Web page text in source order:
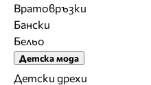
Вратовръзки
Бански
Бельо
Детска мода
Детски дрехи